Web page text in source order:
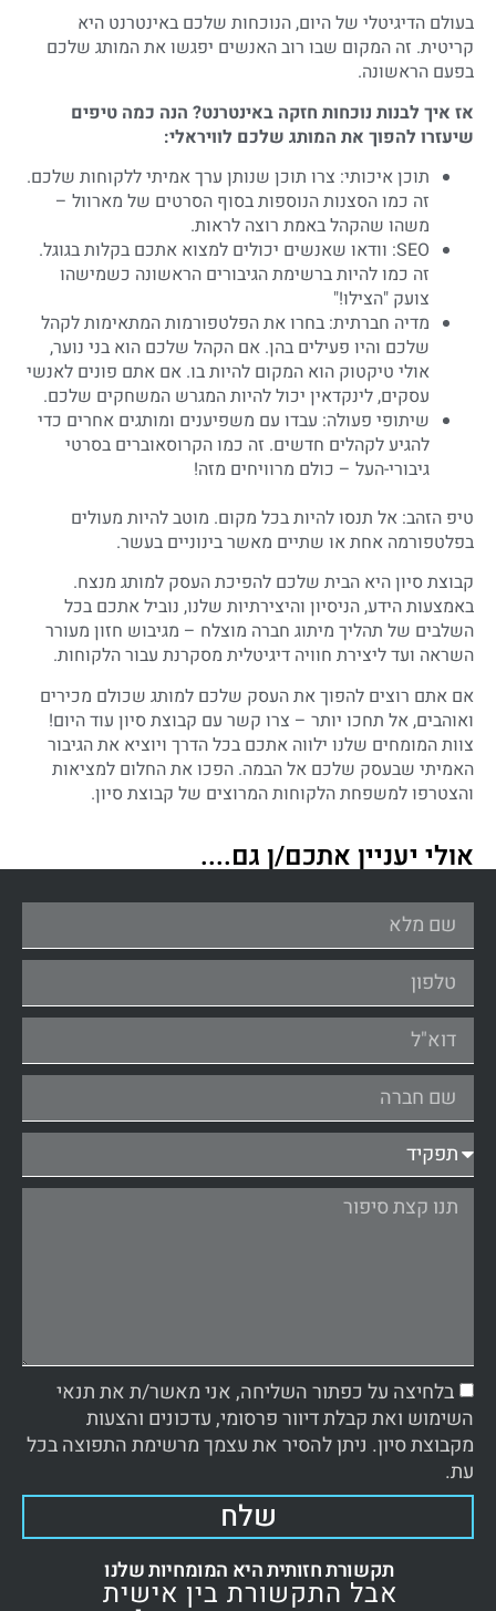
בעולם הדיגיטלי של היום, הנוכחות שלכם באינטרנט היא
קריטית. זה המקום שבו רוב האנשים יפגשו את המותג שלכם
בפעם הראשונה.
אז איך לבנות נוכחות חזקה באינטרנט? הנה כמה טיפים
שיעזרו להפוך את המותג שלכם לוויראלי:
תוכן איכותי: צרו תוכן שנותן ערך אמיתי ללקוחות שלכם.
זה כמו הסצנות הנוספות בסוף הסרטים של מארוול –
משהו שהקהל באמת רוצה לראות.
SEO: וודאו שאנשים יכולים למצוא אתכם בקלות בגוגל.
זה כמו להיות ברשימת הגיבורים הראשונה כשמישהו
צועק "הצילו!"
מדיה חברתית: בחרו את הפלטפורמות המתאימות לקהל
שלכם והיו פעילים בהן. אם הקהל שלכם הוא בני נוער,
אולי טיקטוק הוא המקום להיות בו. אם אתם פונים לאנשי
עסקים, לינקדאין יכול להיות המגרש המשחקים שלכם.
שיתופי פעולה: עבדו עם משפיענים ומותגים אחרים כדי
להגיע לקהלים חדשים. זה כמו הקרוסאוברים בסרטי
גיבורי-העל – כולם מרוויחים מזה!
טיפ הזהב: אל תנסו להיות בכל מקום. מוטב להיות מעולים
בפלטפורמה אחת או שתיים מאשר בינוניים בעשר.
קבוצת סיון היא הבית שלכם להפיכת העסק למותג מנצח.
באמצעות הידע, הניסיון והיצירתיות שלנו, נוביל אתכם בכל
השלבים של תהליך מיתוג חברה מוצלח – מגיבוש חזון מעורר
השראה ועד ליצירת חוויה דיגיטלית מסקרנת עבור הלקוחות.
אם אתם רוצים להפוך את העסק שלכם למותג שכולם מכירים
ואוהבים, אל תחכו יותר – צרו קשר עם קבוצת סיון עוד היום!
צוות המומחים שלנו ילווה אתכם בכל הדרך ויוציא את הגיבור
האמיתי שבעסק שלכם אל הבמה. הפכו את החלום למציאות
והצטרפו למשפחת הלקוחות המרוצים של קבוצת סיון.
אולי יעניין אתכם/ן גם....
בלחיצה על כפתור השליחה, אני מאשר/ת את תנאי
השימוש ואת קבלת דיוור פרסומי, עדכונים והצעות
מקבוצת סיון. ניתן להסיר את עצמך מרשימת התפוצה בכל
עת.
שלח
תקשורת חזותית היא המומחיות שלנו
אבל התקשורת בין אישית